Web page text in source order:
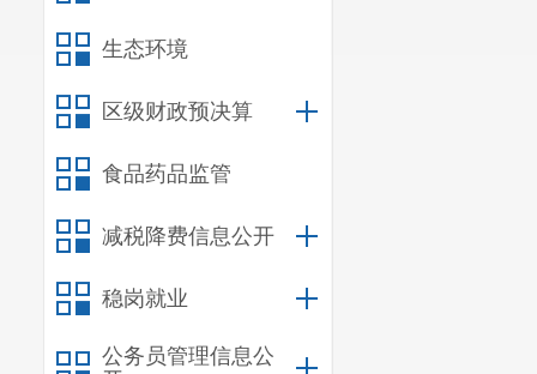
生态环境
区级财政预决算
食品药品监管
减税降费信息公开
稳岗就业
公务员管理信息公